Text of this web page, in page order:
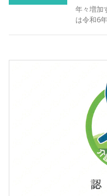
年々増加
は令和6